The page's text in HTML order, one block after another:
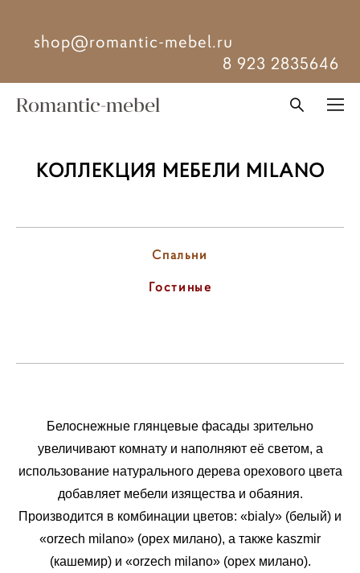
shop@romantic-mebel.ru
8 923 2835646
Romantic-mebel
КОЛЛЕКЦИЯ МЕБЕЛИ MILANO
Спальни
Гостиные
Белоснежные глянцевые фасады зрительно
увеличивают комнату и наполняют её светом, а
использование натурального дерева орехового цвета
добавляет мебели изящества и обаяния.
Производится в комбинации цветов: «bialy» (белый) и
«orzech milano» (орех милано), а также kaszmir
(кашемир) и «orzech milano» (орех милано).